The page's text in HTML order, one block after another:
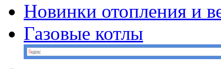
Новинки отопления и
Газовые котлы